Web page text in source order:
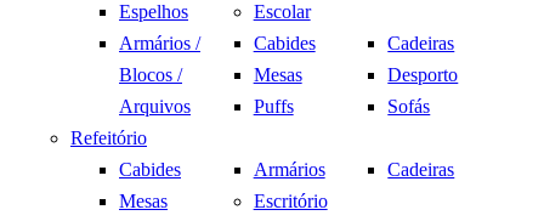
Espelhos
Escolar
Armários /
Blocos /
Arquivos
Cabides
Cadeiras
Mesas
Desporto
Puffs
Sofás
Refeitório
Cabides
Armários
Cadeiras
Mesas
Escritório